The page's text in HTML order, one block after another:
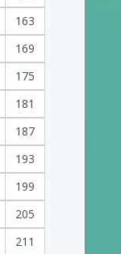
163
169
175
181
187
193
199
205
211